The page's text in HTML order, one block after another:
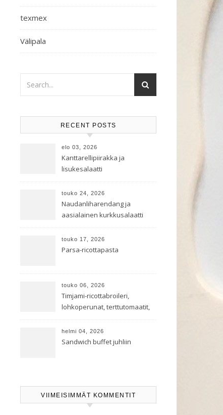
texmex
Välipala
RECENT POSTS
elo 03, 2026
Kanttarellipiirakka ja
lisukesalaatti
touko 24, 2026
Naudanliharendang ja
aasialainen kurkkusalaatti
touko 17, 2026
Parsa-ricottapasta
touko 06, 2026
Timjami-ricottabroileri,
lohkoperunat, terttutomaatit,
salaatti
helmi 04, 2026
Sandwich buffet juhliin
VIIMEISIMMÄT KOMMENTIT